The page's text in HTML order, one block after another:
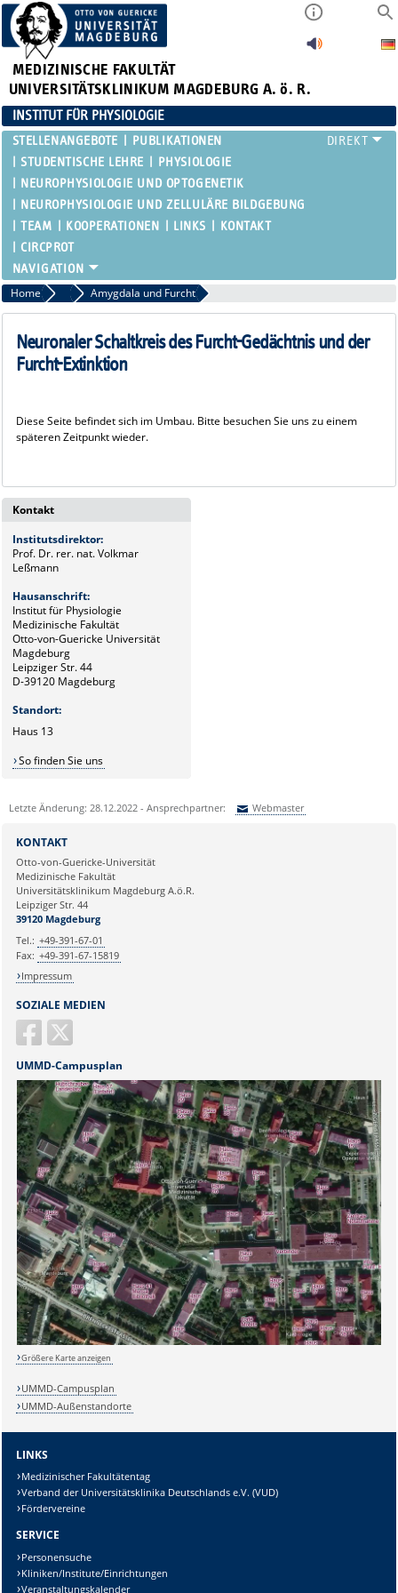
MEDIZINISCHE FAKULTÄT
UNIVERSITÄTSKLINIKUM MAGDEBURG A. ö. R.
INSTITUT FÜR PHYSIOLOGIE
STELLENANGEBOTE
PUBLIKATIONEN
STUDENTISCHE LEHRE
PHYSIOLOGIE
NEUROPHYSIOLOGIE UND OPTOGENETIK
NEUROPHYSIOLOGIE UND ZELLULÄRE BILDGEBUNG
TEAM
KOOPERATIONEN LINKS
KONTAKT
CIRCPROT
Home Physiologie
Amygdala und Furcht
Neuronaler Schaltkreis des Furcht-Gedächtnis und der
Furcht-Extinktion
Diese Seite befindet sich im Umbau. Bitte besuchen Sie uns zu einem
späteren Zeitpunkt wieder.
Kontakt
Institutsdirektor:
Prof. Dr. rer. nat. Volkmar
Leßmann
Hausanschrift:
Institut für Physiologie
Medizinische Fakultät
Otto-von-Guericke Universität
Magdeburg
Leipziger Str. 44
D-39120 Magdeburg
Standort:
Haus 13
So finden Sie uns
Letzte Änderung: 28.12.2022 - Ansprechpartner: Webmaster
Ihre E-Mailadresse:
Ihr Anliegen:
Sicherheitsabfrage:
Lösung:
SOZIALE MEDIEN
KONTAKT
Otto-von-Guericke-Universität
Medizinische Fakultät
Universitätsklinikum Magdeburg A.ö.R.
Leipziger Str. 44
39120 Magdeburg
Tel.: +49-391-67-01
Fax: +49-391-67-15819
Impressum
UMMD-Campusplan
Größere Karte anzeigen
UMMD-Campusplan
UMMD-Außenstandorte
LINKS
Medizinischer Fakultätentag
Verband der Universitätsklinika Deutschlands e.V. (VUD)
Fördervereine
SERVICE
Personensuche
Kliniken/Institute/Einrichtungen
Veranstaltungskalender